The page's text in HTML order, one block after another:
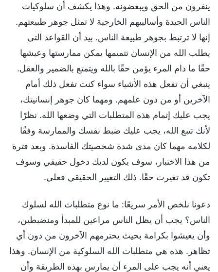
ينفرون من الحق ويبغضونه. وهذا يكشف أن سلوكيات
الناس الجيدة وأساليبهم الخارجية لا تمثل جوهر طبيعتهم.
إنها لا ترتبط بجوهر طبيعة الناس. بيد أن القواعد التي
يطلب الله من الإنسان تتميمها يمكن ممارستها وعيشها
حقًا ما دام المرء يؤمن حقًا بالله ويتمتع بالضمير والعقل.
ينبغي أن تفعل هذه الأشياء سواء كنت تفعل ذلك أمام
الآخرين أو من دون علمهم. ومهما كان جوهر إنسانيتك،
يجب عليك إتمام هذه المتطلبات التي وضعها الله. نظرًا
لأنك تتبع الله، يجب عليك ضبط نفسك والممارسة وفقًا
لكلامه مهما كان مدى شدة شخصيتك الفاسدة. وبعد فترة
من هذا الاختبار، سوف يكون لديك دخول حقيقي وسوف
تكون قد تغيرت حقًا. ذلك التغيير الحقيقي فعلي.
دعونا نلخص الأمر سريعًا: ما نوع متطلبات الله لسلوك
الناس؟ يجب أن يظل الناس مراعين للمبدأ ومنضبطين،
وأن يعيشوا بكرامة بحيث يحترمهم الآخرون من دون أي
تظاهر. هذه هي متطلبات الله السلوكية من الإنسان. وهذا
يعني أنه يجب على المرء أن يمارس بهذه الطريقة وأن